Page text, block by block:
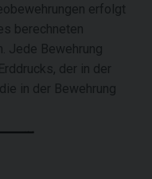
erfolgt
berechneten
Jede Bewehrung
der in der
in der Bewehrung